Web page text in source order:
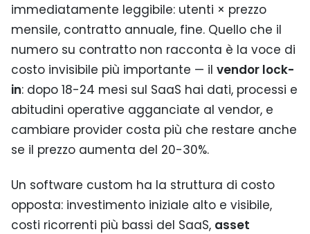
immediatamente leggibile: utenti × prezzo
mensile, contratto annuale, fine. Quello che il
numero su contratto non racconta è la voce di
costo invisibile più importante — il vendor lock-
in: dopo 18-24 mesi sul SaaS hai dati, processi e
abitudini operative agganciate al vendor, e
cambiare provider costa più che restare anche
se il prezzo aumenta del 20-30%.
Un software custom ha la struttura di costo
opposta: investimento iniziale alto e visibile,
costi ricorrenti più bassi del SaaS, asset